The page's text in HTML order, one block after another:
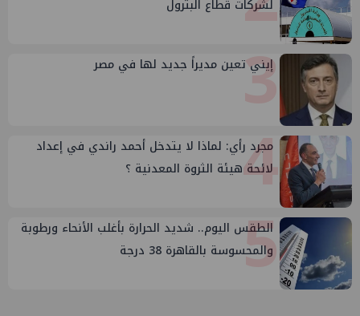
لشركات قطاع البترول
3
إيني تعين مديراً جديد لها في مصر
4
مجرد رأي: لماذا لا يتدخل أحمد راندي في إعداد
لائحة هيئة الثروة المعدنية ؟
5
الطقس اليوم.. شديد الحرارة بأغلب الأنحاء ورطوبة
والمحسوسة بالقاهرة 38 درجة